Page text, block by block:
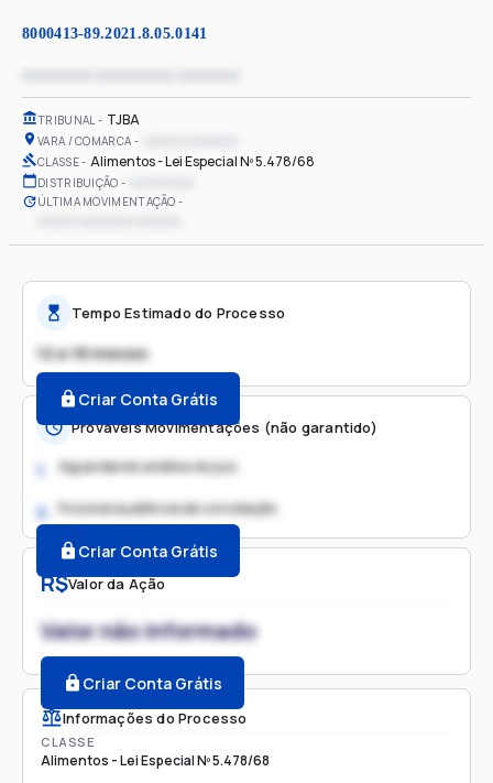
8000413-89.2021.8.05.0141
TRIBUNAL TJBA
VARA / COMARCA
CLASSE Alimentos - Lei Especial Nº 5.478/68
DISTRIBUIÇÃO
ÚLTIMA MOVIMENTAÇÃO
R$Valor da Ação
Valor não informado
Criar Conta Grátis
Informações do Processo
CLASSE
Alimentos - Lei Especial Nº 5.478/68
Tempo Estimado do Processo
12 a 18 meses
Criar Conta Grátis
Prováveis Movimentações (não garantido)
1. Aguardando análise do juiz
2. Possível audiência de conciliação
Criar Conta Grátis